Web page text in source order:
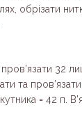
обрізати
32
та
= 42 п.